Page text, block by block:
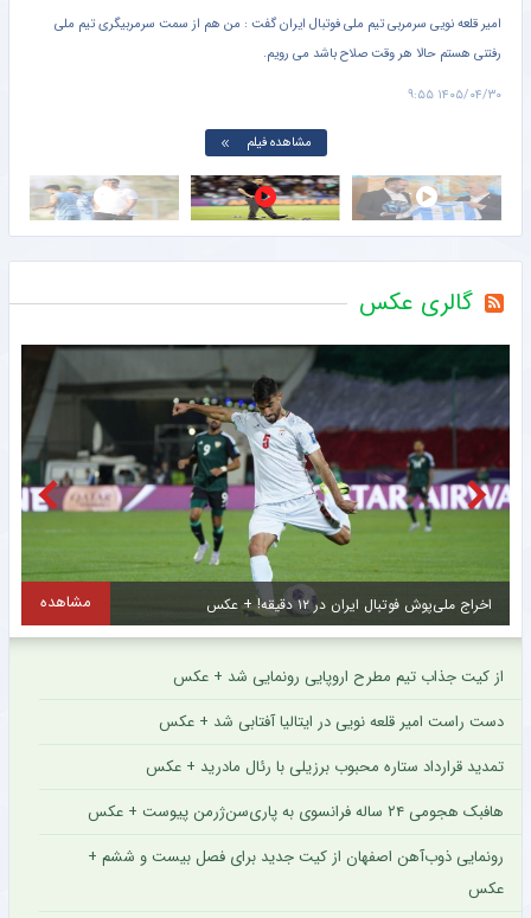
امیر قلعه‌ نویی سرمربی تیم ملی فوتبال ایران گفت : من هم از سمت سرمربیگری تیم ملی
رفتنی هستم حالا هر وقت صلاح باشد می رویم.
۱۴۰۵/۰۴/۳۰ ۹:۵۵
مشاهده فیلم
گالری عکس
اخراج ملی‌پوش فوتبال ایران در ۱۲ دقیقه! + عکس مشاهده
از کیت جذاب تیم مطرح اروپایی رونمایی شد + عکس
دست راست امیر قلعه نویی در ایتالیا آفتابی شد + عکس
تمدید قرارداد ستاره محبوب برزیلی با رئال مادرید + عکس
هافبک هجومی ۲۴ ساله فرانسوی به پاری‌سن‌ژرمن پیوست + عکس
رونمایی ذوب‌آهن اصفهان از کیت جدید برای فصل بیست و ششم +
عکس